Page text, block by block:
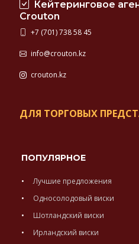
Кейтеринговое
Crouton
+7 (701) 738 58 45
info@crouton.kz
crouton.kz
ДЛЯ ТОРГОВЫХ
ПОПУЛЯРНОЕ
Лучшие предложения
Односолодовый виски
Шотландский виски
Ирландский виски